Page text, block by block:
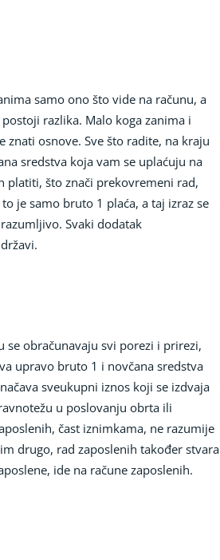
samo ono što vide na računu, a
razlika. Malo koga zanima i
osnove. Sve što radite, na kraju
sredstva koja vam se uplaćuju na
platiti, što znači prekovremeni rad,
je samo bruto 1 plaća, a taj izraz se
Svaki dodatak
se obračunavaju svi porezi i prirezi,
upravo bruto 1 i novčana sredstva
sveukupni iznos koji se izdvaja
u poslovanju obrta ili
čast iznimkama, ne razumije
drugo, rad zaposlenih također stvara
ide na račune zaposlenih.